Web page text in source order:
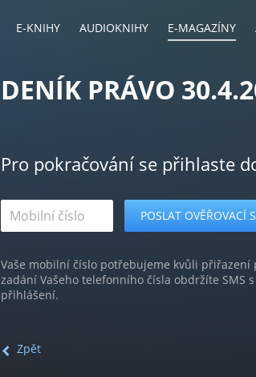
E-KNIHY AUDIOKNIHY E-MAGAZÍNY
DENÍK PRÁVO
Pro pokračování se přihlaste
Vaše mobilní číslo potřebujeme kvůli přiřazení
zadání Vašeho telefonního čísla obdržíte SMS
přihlášení.
Zpět